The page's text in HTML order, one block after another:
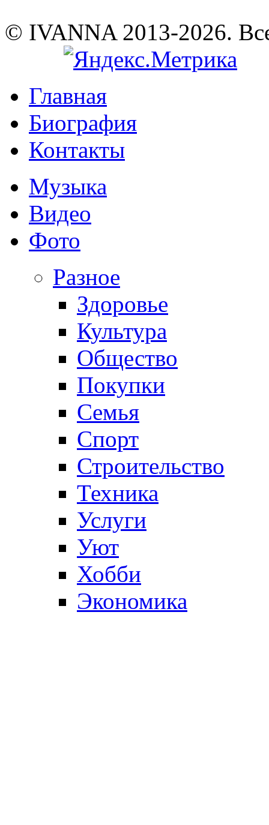
© IVANNA 2013-2026.
Главная
Биография
Контакты
Музыка
Видео
Фото
Разное
Здоровье
Культура
Общество
Покупки
Семья
Спорт
Строительство
Техника
Услуги
Уют
Хобби
Экономика